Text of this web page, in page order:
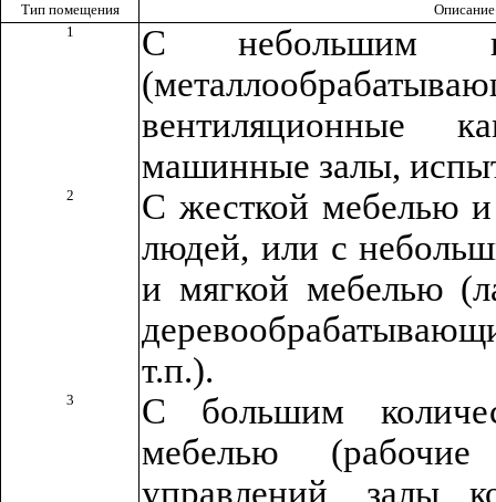
Тип помещения
1
С небольшим
вентиляционные
машинные залы,
2
С жесткой мебелью
людей, или с
и мягкой мебелью
т.п.).
3
С большим
мебелью
управлений, залы